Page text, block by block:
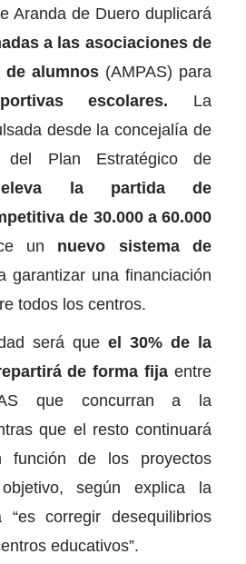
Aranda de Duero duplicará
a las asociaciones de
de alumnos (AMPAS) para
escolares. La
desde la concejalía de
del Plan Estratégico de
eleva la partida de
de 30.000 a 60.000
un nuevo sistema de
garantizar una financiación
todos los centros.
será que el 30% de la
de forma fija entre
que concurran a la
que el resto continuará
función de los proyectos
según explica la
corregir desequilibrios
educativos”.